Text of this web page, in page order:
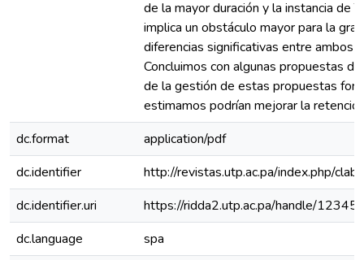
de la mayor duración y la instancia de
implica un obstáculo mayor para la
diferencias significativas entre ambos
Concluimos con algunas propuestas
de la gestión de estas propuestas
estimamos podrían mejorar la
dc.format
application/pdf
dc.identifier
http://revistas.utp.ac.pa/index.php/
dc.identifier.uri
https://ridda2.utp.ac.pa/handle/
dc.language
spa